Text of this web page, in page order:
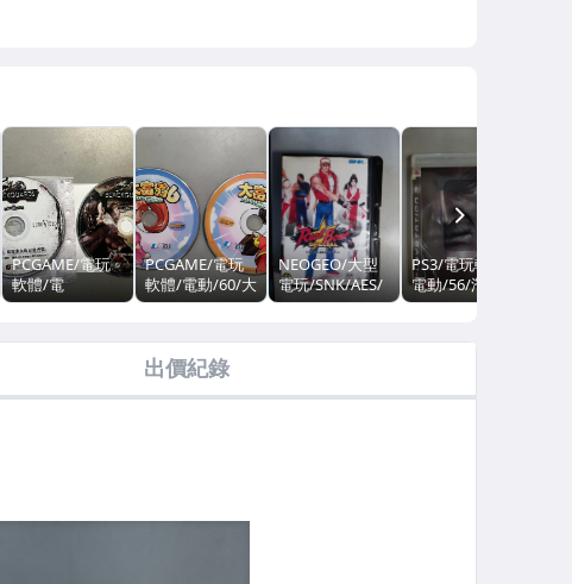
PCGAME/電玩
軟體/電
動/73/SRPG/黑
體世界/非宇峻
容)
PCGAME/電玩
軟體/電動/60/大
富翁 6 /安裝片
非軟體世界/非
宇峻(競標品/下
標前請細讀商品
內容)
NEOGEO/大型
電玩/SNK/AES/
餓狼傳說
PS/對戰/街
軟體/電動/非大
PS3/電玩軟體/
電動/56/潛龍諜
影 4:愛國者之
Solid 4/非大宇/
標前請細讀商品
出價紀錄